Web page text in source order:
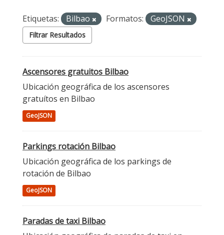
Etiquetas: Bilbao Formatos: GeoJSON
Filtrar Resultados
Ascensores gratuitos Bilbao
Ubicación geográfica de los ascensores
gratuítos en Bilbao
GeoJSON
Parkings rotación Bilbao
Ubicación geográfica de los parkings de
rotación de Bilbao
GeoJSON
Paradas de taxi Bilbao